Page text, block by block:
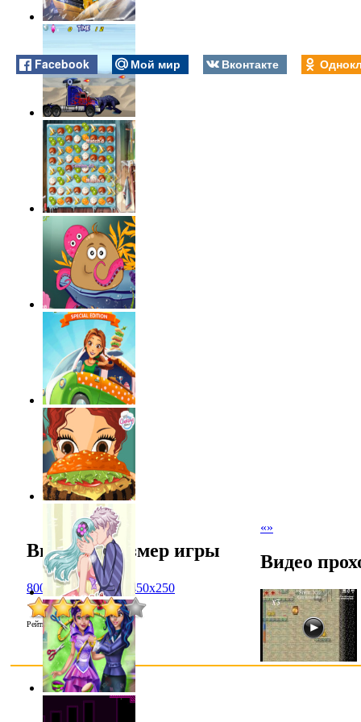
Facebook Мой мир Вконтакте
«»
Выбрать размер игры
800x600 1024x768 450x250
Рейтинг:4.1/14
Видео